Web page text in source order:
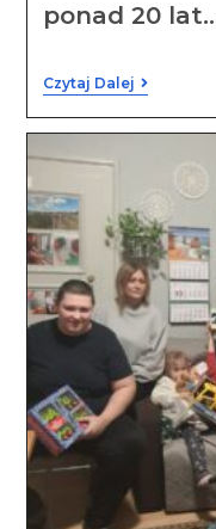
ponad 20
Czytaj Dalej